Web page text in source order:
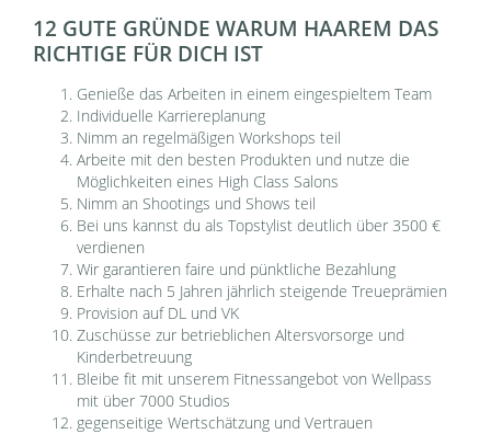
12 GUTE GRÜNDE WARUM HAAREM DAS
RICHTIGE FÜR DICH IST
Genieße das Arbeiten in einem eingespieltem Team
Individuelle Karriereplanung
Nimm an regelmäßigen Workshops teil
Arbeite mit den besten Produkten und nutze die
Möglichkeiten eines High Class Salons
Nimm an Shootings und Shows teil
Bei uns kannst du als Topstylist deutlich über 3500 €
verdienen
Wir garantieren faire und pünktliche Bezahlung
Erhalte nach 5 Jahren jährlich steigende Treueprämien
Provision auf DL und VK
Zuschüsse zur betrieblichen Altersvorsorge und
Kinderbetreuung
Bleibe fit mit unserem Fitnessangebot von Wellpass
mit über 7000 Studios
gegenseitige Wertschätzung und Vertrauen